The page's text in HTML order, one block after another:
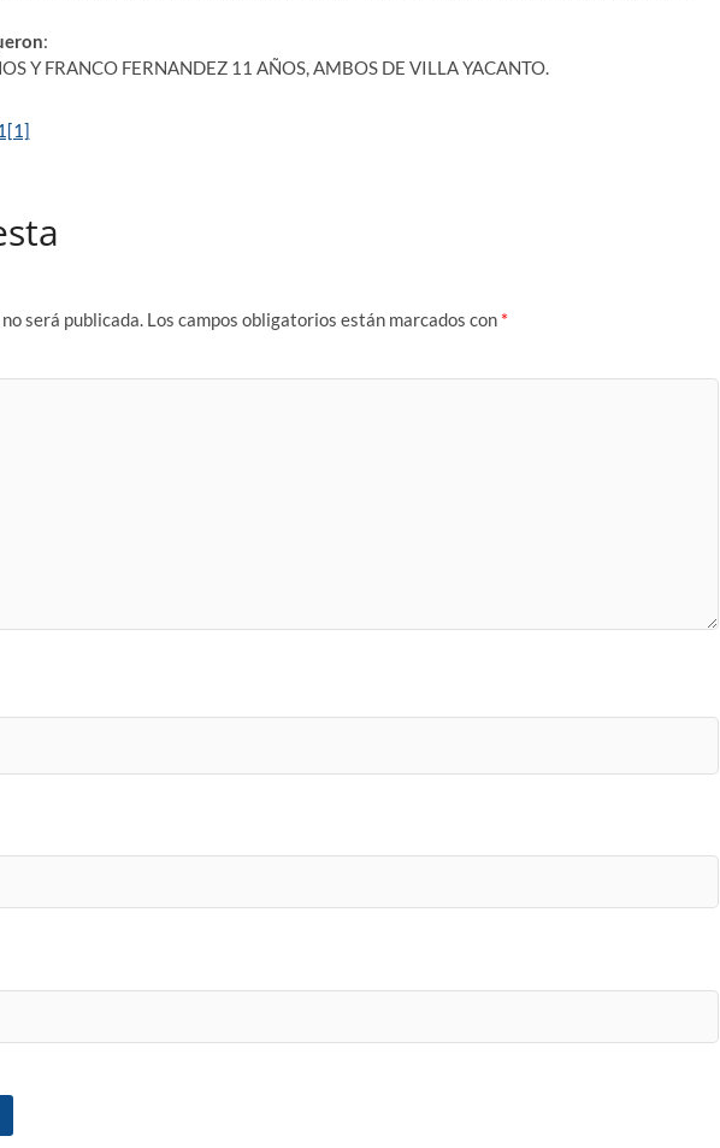
:
Y FRANCO FERNANDEZ 11 AÑOS, AMBOS DE VILLA YACANTO.
será publicada. Los campos obligatorios están marcados con *